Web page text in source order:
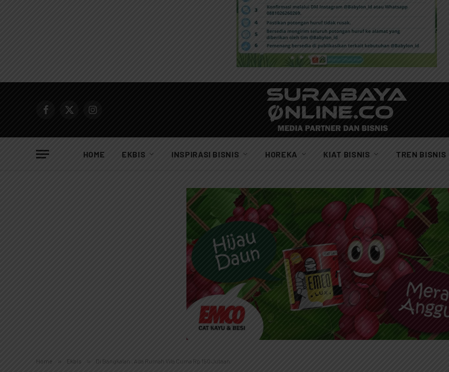
Facebook
X
Instagram
HOME EKBIS INSPIRASI BISNIS HOREKA KIAT BISNIS TREN BISNIS
Home » Ekbis » Di Bangkalan , Ada Rumah Vila Cuma Rp 150 Jutaan.